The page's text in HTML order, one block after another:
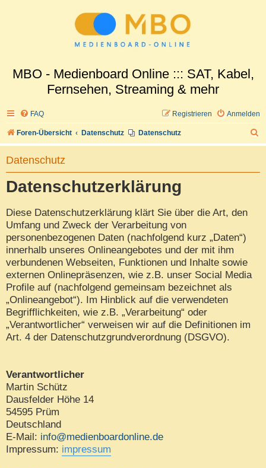
MBO - Medienboard Online ::: SAT, Kabel,
Fernsehen, Streaming & mehr
FAQ Anmelden
Registrieren
Foren-Übersicht Datenschutz Datenschutz
u
Datenschutz
Datenschutzerklärung
Diese Datenschutzerklärung klärt Sie über die Art, den
Umfang und Zweck der Verarbeitung von
personenbezogenen Daten (nachfolgend kurz „Daten“)
innerhalb unseres Onlineangebotes und der mit ihm
verbundenen Webseiten, Funktionen und Inhalte sowie
externen Onlinepräsenzen, wie z.B. unser Social Media
Profile auf (nachfolgend gemeinsam bezeichnet als
„Onlineangebot“). Im Hinblick auf die verwendeten
Begrifflichkeiten, wie z.B. „Verarbeitung“ oder
„Verantwortlicher“ verweisen wir auf die Definitionen im
Art. 4 der Datenschutzgrundverordnung (DSGVO).
Verantwortlicher
Martin Schütz
Dausfelder Höhe 14
54595 Prüm
Deutschland
E-Mail: info@medienboardonline.de
Impressum: impressum